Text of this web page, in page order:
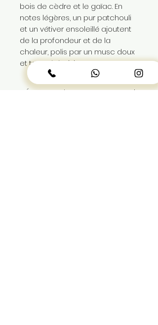
bois de cèdre et le gaïac. En
notes légères, un pur patchouli
et un vétiver ensoleillé ajoutent
de la profondeur et de la
chaleur, polis par un musc doux
et tempéré. Divin.
DÉTAILS de L'ARTICLE